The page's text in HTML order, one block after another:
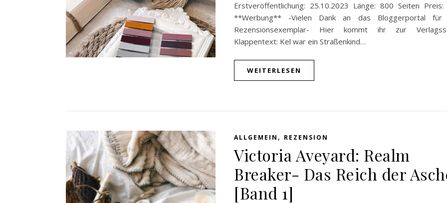
Erstveröffentlichung: 25.10.2023 Länge: 800 Seiten
**Werbung** -Vielen Dank an das Bloggerportal für
Rezensionsexemplar- Hier kommt ihr zur
Klappentext: Kel war ein Straßenkind…
WEITERLESEN
ALLGEMEIN , REZENSION
Victoria Aveyard: Realm
Breaker- Das Reich der
[Band 1]